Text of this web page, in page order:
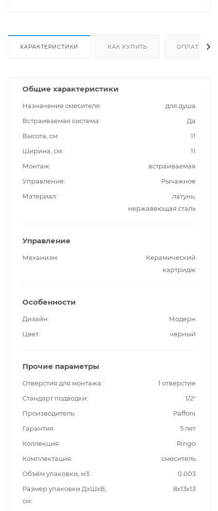
ХАРАКТЕРИСТИКИ КАК КУПИТЬ ОПЛАТА
Общие характеристики
Назначение смесителя
для душа
Встраиваемая система
Да
Высота, см
11
Ширина, см
11
Монтаж
встраиваемая
Управление
Рычажное
Материал
латунь,
нержавеющая сталь
Управление
Механизм
Керамический
картридж
Особенности
Дизайн
Модерн
Цвет
черный
Прочие параметры
Отверстия для монтажа
1 отверстие
Стандарт подводки
1/2"
Производитель
Paffoni
Гарантия
5 лет
Коллекция
Ringo
Комплектация
смеситель
Объём упаковки, м3
0.003
Размер упаковки ДxШxВ,
см
8x13x13